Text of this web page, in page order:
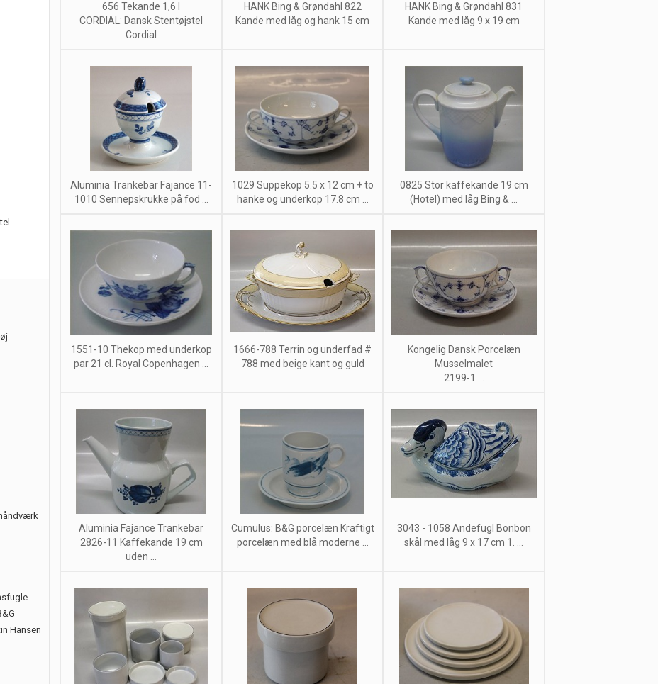
656 Tekande 1,6 l
CORDIAL: Dansk Stentøjstel
Cordial
HANK Bing & Grøndahl 822
Kande med låg og hank 15 cm
HANK Bing & Grøndahl 831
Kande med låg 9 x 19 cm
Aluminia Trankebar Fajance 11-
1010 Sennepskrukke på fod ...
1029 Suppekop 5.5 x 12 cm + to
hanke og underkop 17.8 cm ...
0825 Stor kaffekande 19 cm
(Hotel) med låg Bing & ...
1551-10 Thekop med underkop
par 21 cl. Royal Copenhagen ...
1666-788 Terrin og underfad #
788 med beige kant og guld
Kongelig Dansk Porcelæn
Musselmalet
2199-1 ...
Aluminia Fajance Trankebar
2826-11 Kaffekande 19 cm
uden ...
Cumulus: B&G porcelæn Kraftigt
porcelæn med blå moderne ...
3043 - 1058 Andefugl Bonbon
skål med låg 9 x 17 cm 1. ...
Hansen